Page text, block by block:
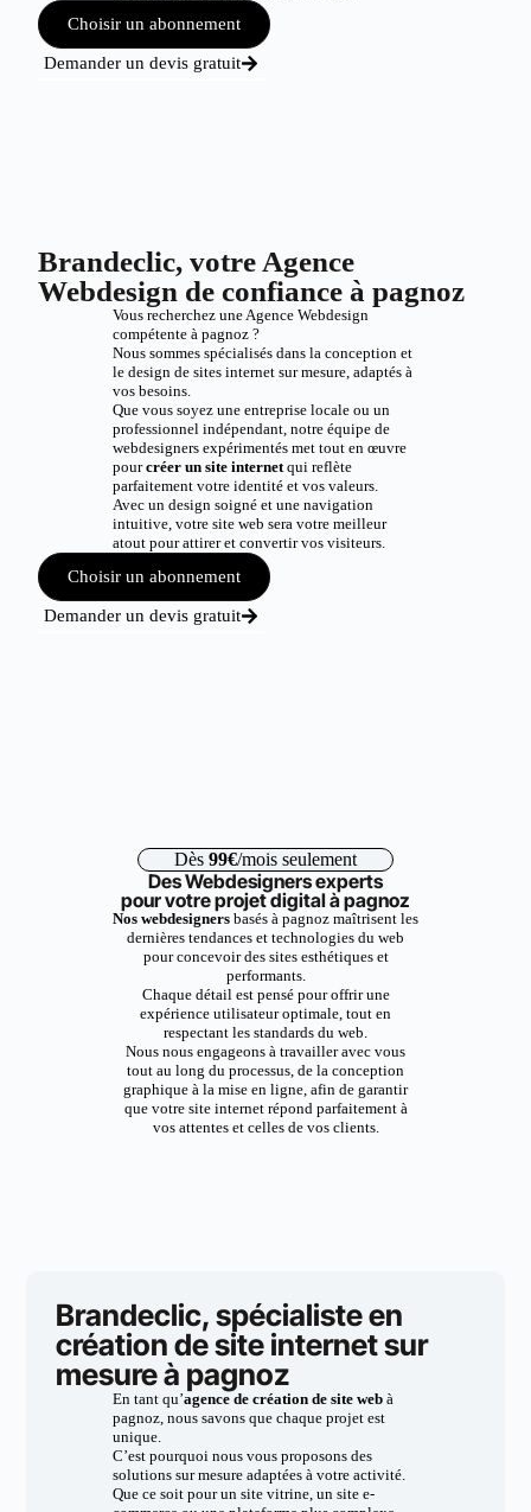
Choisir un abonnement
Demander un devis gratuit
Brandeclic, votre Agence
Webdesign de confiance à pagnoz
Vous recherchez une Agence Webdesign
compétente à pagnoz ?
Nous sommes spécialisés dans la conception et
le design de sites internet sur mesure, adaptés à
vos besoins.
Que vous soyez une entreprise locale ou un
professionnel indépendant, notre équipe de
webdesigners expérimentés met tout en œuvre
pourcréer un site internetqui reflète
parfaitement votre identité et vos valeurs.
Avec un design soigné et une navigation
intuitive, votre site web sera votre meilleur
atout pour attirer et convertir vos visiteurs.
Choisir un abonnement
Demander un devis gratuit
Dès 99€/mois seulement
Des Webdesigners experts
pour votre projet digital à pagnoz
Nos webdesigners basés à pagnoz maîtrisent les
dernières tendances et technologies du web
pour concevoir des sites esthétiques et
performants.
Chaque détail est pensé pour offrir une
expérience utilisateur optimale, tout en
respectant les standards du web.
Nous nous engageons à travailler avec vous
tout au long du processus, de la conception
graphique à la mise en ligne, afin de garantir
que votre site internet répond parfaitement à
vos attentes et celles de vos clients.
Brandeclic, spécialiste en
création de site internet sur
mesure à pagnoz
En tant qu’agence de création de site webà
pagnoz, nous savons que chaque projet est
unique.
C’est pourquoi nous vous proposons des
solutions sur mesure adaptées à votre activité.
Que ce soit pour un site vitrine, un site e-